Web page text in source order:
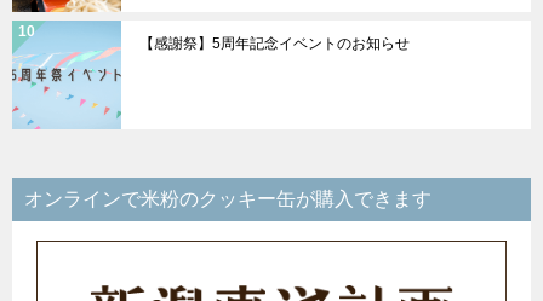
【感謝祭】5周年記念イベントのお知らせ
オンラインで米粉のクッキー缶が購入できます